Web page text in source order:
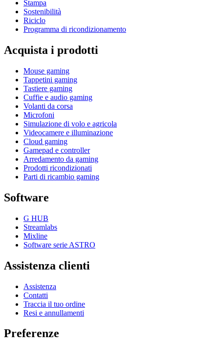
Stampa
Sostenibilità
Riciclo
Programma di ricondizionamento
Acquista i prodotti
Mouse gaming
Tappetini gaming
Tastiere gaming
Cuffie e audio gaming
Volanti da corsa
Microfoni
Simulazione di volo e agricola
Videocamere e illuminazione
Cloud gaming
Gamepad e controller
Arredamento da gaming
Prodotti ricondizionati
Parti di ricambio gaming
Software
G HUB
Streamlabs
Mixline
Software serie ASTRO
Assistenza clienti
Assistenza
Contatti
Traccia il tuo ordine
Resi e annullamenti
Preferenze